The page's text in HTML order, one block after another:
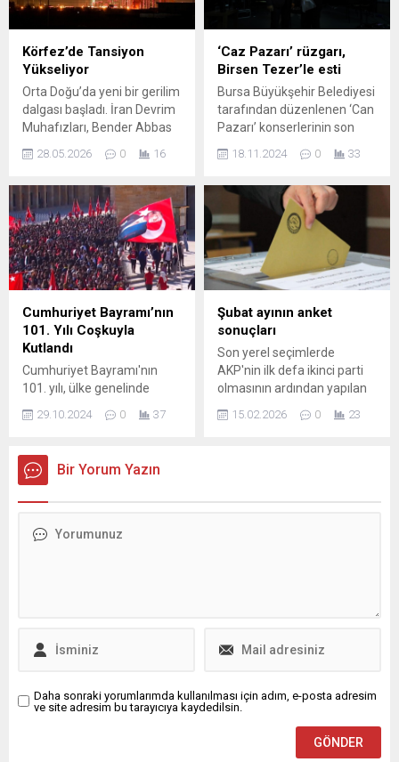
Körfez’de Tansiyon
Yükseliyor
Orta Doğu’da yeni bir gerilim
dalgası başladı. İran Devrim
Muhafızları, Bender Abbas
belirtilen hava saldırısına
ABD hava üssünü
vurduğunu açıkladı. Aynı
sırada Kuveyt yönetimi de
ülkesinin füze ve insansız
hava aracı saldırısına maruz
kaldığını duyurarak
bölgedeki alarm seviyesinin
yükseldiğini bildirdi. Saldırı
haberinin ardından
28.05.2026 0 16
‘Caz Pazarı’ rüzgarı,
Birsen Tezer’le esti
Bursa Büyükşehir Belediyesi
tarafından düzenlenen ‘Can
Pazarı’ konserlerinin son
değerli caz vokalistlerinden
Büyükşehir Belediyesi Kültür
ve Sosyal İşler Dairesi
Başkanlığı tarafından her ay
düzenlenen ‘Caz Pazarı’
konserleri, caz müziğin
keyifli tınılarını
sanatseverlerle
buluşturuyor. Projenin son
konuğu, Türkiye’nin en
değerli caz vokalistlerinden
Birsen Tezer...
18.11.2024 0 33
Cumhuriyet Bayramı’nın
101. Yılı Coşkuyla
Kutlandı
Cumhuriyet Bayramı'nın
101. yılı, ülke genelinde
etkinlikler ve duygusal
Türk milletinin bağımsızlık
ve özgürlük mücadelesi bir
29.10.2024 0 37
Şubat ayının anket
sonuçları
Son yerel seçimlerde
AKP'nin ilk defa ikinci parti
olmasının ardından yapılan
değişmedi. CHP'nin yerel
15.02.2026 0 23
Bir Yorum Yazın
Daha sonraki yorumlarımda kullanılması için adım, e-posta adresim
ve site adresim bu tarayıcıya kaydedilsin.